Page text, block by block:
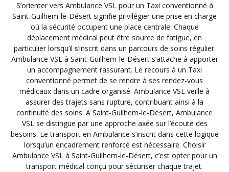
S’orienter vers Ambulance VSL pour un Taxi conventionné à
Saint-Guilhem-le-Désert signifie privilégier une prise en charge
où la sécurité occupent une place centrale. Chaque
déplacement médical peut être source de fatigue, en
particulier lorsqu’il s’inscrit dans un parcours de soins régulier.
Ambulance VSL à Saint-Guilhem-le-Désert s’attache à apporter
un accompagnement rassurant. Le recours à un Taxi
conventionné permet de se rendre à ses rendez-vous
médicaux dans un cadre organisé. Ambulance VSL veille à
assurer des trajets sans rupture, contribuant ainsi à la
continuité des soins. A Saint-Guilhem-le-Désert, Ambulance
VSL se distingue par une approche axée sur l’écoute des
besoins. Le transport en Ambulance s’inscrit dans cette logique
lorsqu’un encadrement renforcé est nécessaire. Choisir
Ambulance VSL à Saint-Guilhem-le-Désert, c’est opter pour un
transport médical conçu pour sécuriser chaque trajet.